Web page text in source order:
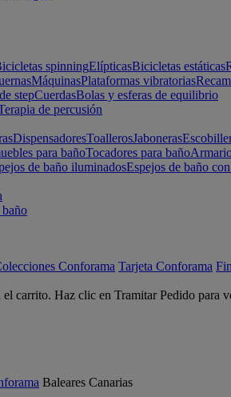
spinningElípticasBicicletas estáticas
MáquinasPlataformas vibratorias
stepCuerdasBolas y esferas de equilibrio
de percusión
DispensadoresToallerosJaboneras
para bañoTocadores para baño
de baño iluminadosEspejos de baño
baño
Conforama Tarjeta Conforama
carrito. Haz clic en Tramitar Pedido para
Baleares Canarias